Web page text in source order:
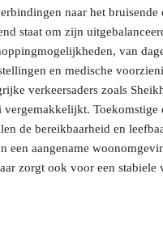
naar het
staat om zijn
van
en medische
verkeersaders zoals
vergemakkelijkt.
de bereikbaarheid en
een aangename
zorgt ook voor een stabiele